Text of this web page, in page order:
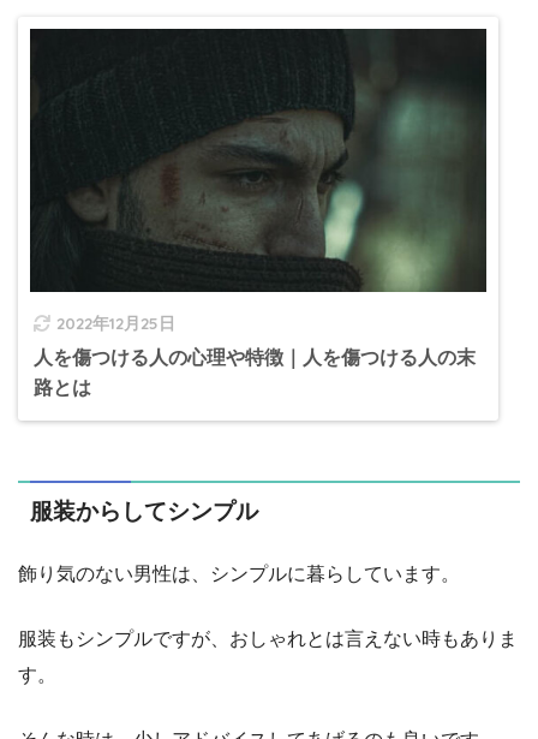
2022年12月25日
人を傷つける人の心理や特徴｜人を傷つける人の末
路とは
服装からしてシンプル
飾り気のない男性は、シンプルに暮らしています。
服装もシンプルですが、おしゃれとは言えない時もありま
す。